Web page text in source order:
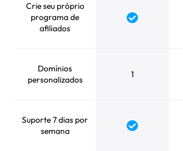
Crie seu próprio
programa de
afiliados
Domínios
personalizados
1
Suporte 7 dias por
semana